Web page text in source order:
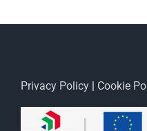
Privacy Policy | Cookie